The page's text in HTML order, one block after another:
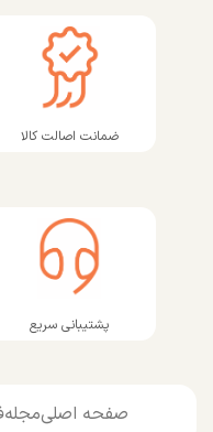
ضمانت اصالت کالا
پشتیبانی سریع
صفحه اصلیمجله